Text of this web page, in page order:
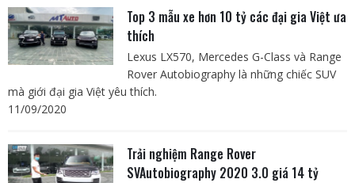
Top 3 mẫu xe hơn 10 tỷ các đại gia Việt ưa
thích
Lexus LX570, Mercedes G-Class và Range
Rover Autobiography là những chiếc SUV
mà giới đại gia Việt yêu thích.
11/09/2020
Trải nghiệm Range Rover
SVAutobiography 2020 3.0 giá 14 tỷ